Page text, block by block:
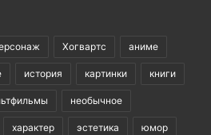
Хогвартс аниме
история картинки книги
необычное
характер эстетика юмор